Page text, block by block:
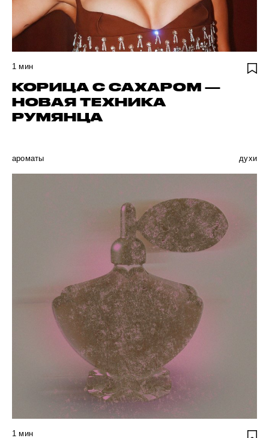
1 мин
КОРИЦА С САХАРОМ —
НОВАЯ ТЕХНИКА
РУМЯНЦА
ароматы духи
1 мин